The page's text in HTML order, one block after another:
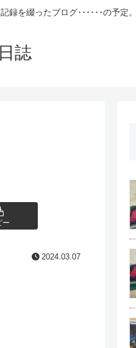
を綴ったブログ･･････の予定。
誌
ー
2024.03.07